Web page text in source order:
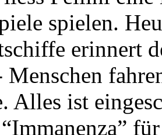
spielen.
erinnert
Alles ist